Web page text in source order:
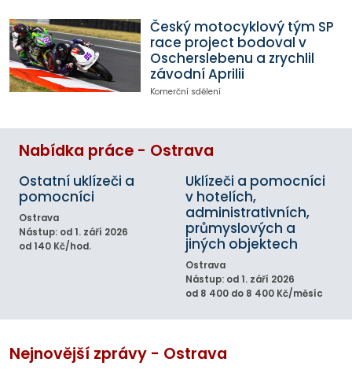
Český motocyklový tým SP
race project bodoval v
Oscherslebenu a zrychlil
závodní Aprilii
Komerční sdělení
Nabídka práce - Ostrava
Ostatní uklízeči a
pomocníci
Ostrava
Nástup: od 1. září 2026
od 140 Kč/hod.
Uklízeči a pomocníci
v hotelích,
administrativních,
průmyslových a
jiných objektech
Ostrava
Nástup: od 1. září 2026
od 8 400 do 8 400 Kč/měsíc
Nejnovější zprávy - Ostrava